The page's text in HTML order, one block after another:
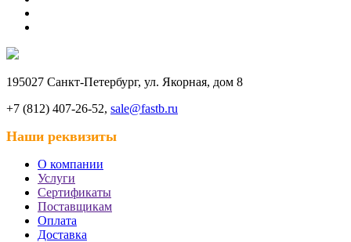
195027 Санкт-Петербург, ул. Якорная, дом 8
+7 (812) 407-26-52, sale@fastb.ru
Наши реквизиты
О компании
Услуги
Сертификаты
Поставщикам
Оплата
Доставка